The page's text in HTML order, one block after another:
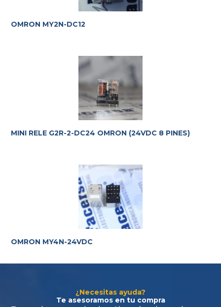
OMRON MY2N-DC12
MINI RELE G2R-2-DC24 OMRON (24VDC 8 PINES)
OMRON MY4N-24VDC
¿Necesitas ayuda?
Te asesoramos en tu compra
Te ayudamos con la elección más adecuada
requerimientos.